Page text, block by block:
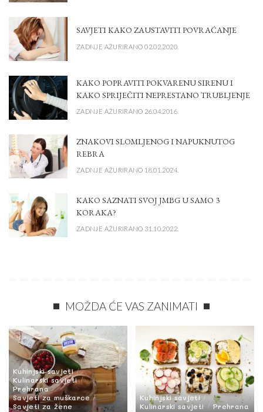
SAVJETI KAKO ZAUSTAVITI POVRAĆANJE
ZADNJE AŽURIRANO 02.02.2020.
KAKO POPRAVITI POKVARENU SIRENU I
KAKO SPRIJEČITI NEPRESTANO TRUBLJENJE
ZADNJE AŽURIRANO 26.04.2016.
ZNAKOVI SLOMLJENOG I NAPUKNUTOG
REBRA
ZADNJE AŽURIRANO 18.01.2024.
KAKO SAZNATI SVOJ JMBG U SAMO 3
KORAKA?
ZADNJE AŽURIRANO 31.10.2022.
MOŽDA ĆE VAS ZANIMATI
Kuhinjski savjeti
Kulinarski savjeti
Prehrana
Savjeti za muškarce
Savjeti za žene
Kuhinjski savjeti
Kulinarski savjeti
Prehrana